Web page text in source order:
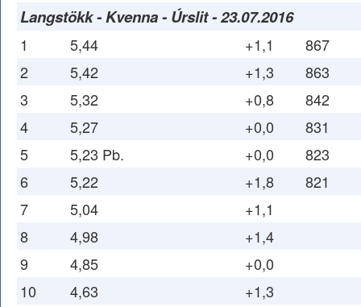
Langstökk - Kvenna - Úrslit - 23.07.2016
1 5,44 +1,1
867
2
5,42 +1,3
863
3
5,32 +0,8
842
4
5,27 +0,0
831
5
5,23 Pb. +0,0
823
6
5,22 +1,8
821
7
5,04
+1,1
8
4,98
+1,4
9
4,85
+0,0
10
4,63
+1,3